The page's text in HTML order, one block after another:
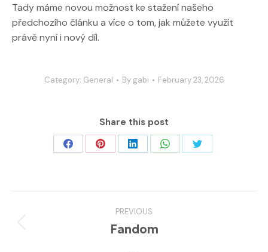
Tady máme novou možnost ke stažení našeho
předchozího článku a více o tom, jak můžete využít
právě nyní i nový díl.
Category: General By gabi February 23, 2026
Share this post
Share Share Share Share Share
navigation
PREVIOUS
Previous
Fandom